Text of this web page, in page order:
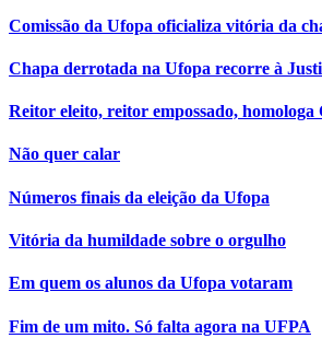
Comissão da Ufopa oficializa vitória da
Chapa derrotada na Ufopa recorre à
Reitor eleito, reitor empossado, homologa
Não quer calar
Números finais da eleição da Ufopa
Vitória da humildade sobre o orgulho
Em quem os alunos da Ufopa votaram
Fim de um mito. Só falta agora na UFPA